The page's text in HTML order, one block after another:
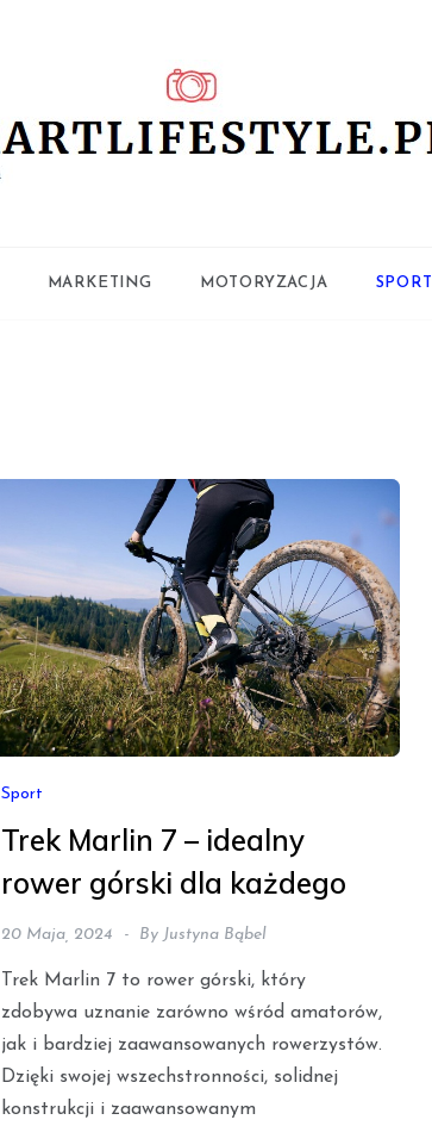
MARKETING MOTORYZACJA SPORT
Sport
Trek Marlin 7 – idealny
rower górski dla każdego
20 Maja, 2024 By Justyna Bąbel
Trek Marlin 7 to rower górski, który
zdobywa uznanie zarówno wśród amatorów,
jak i bardziej zaawansowanych rowerzystów.
Dzięki swojej wszechstronności, solidnej
konstrukcji i zaawansowanym